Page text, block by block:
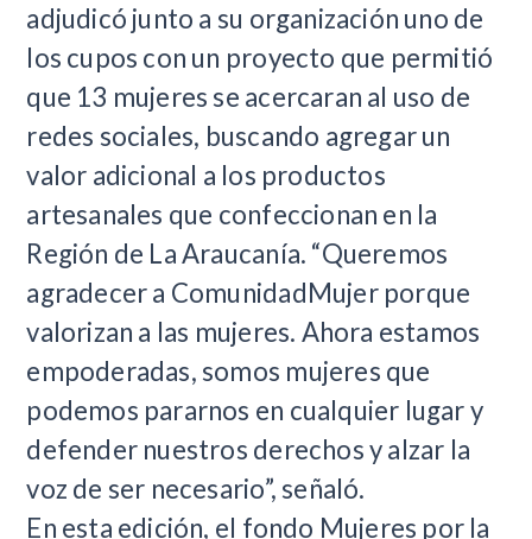
adjudicó junto a su organización uno de
los cupos con un proyecto que permitió
que 13 mujeres se acercaran al uso de
redes sociales, buscando agregar un
valor adicional a los productos
artesanales que confeccionan en la
Región de La Araucanía. “Queremos
agradecer a ComunidadMujer porque
valorizan a las mujeres. Ahora estamos
empoderadas, somos mujeres que
podemos pararnos en cualquier lugar y
defender nuestros derechos y alzar la
voz de ser necesario”, señaló.
En esta edición, el fondo Mujeres por la